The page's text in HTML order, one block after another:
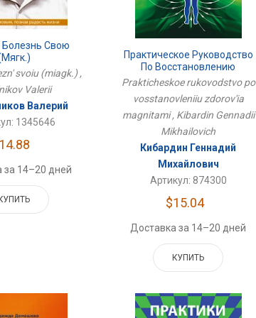
Свою
svoiu (miagk.) ,
Valerii
Валерий
1345646
за 14–20 дней
Практическое Руководство
По Восстановлению
Здоровья Магнитами
Prakticheskoe rukovodstvo po
vosstanovleniiu zdorov'ia
magnitami , Kibardin Gennadii
Mikhailovich
Кибардин Геннадий
Михайлович
Артикул: 874300
$15.04
Доставка за 14–20 дней
КУПИТЬ